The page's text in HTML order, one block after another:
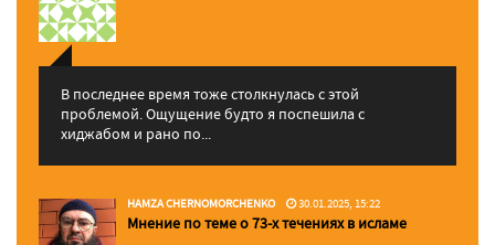
В последнее время тоже столкнулась с этой
проблемой. Ощущение будто я поспешила с
хиджабом и рано по...
HAMZA CHERNOMORCHENKO 30.01.2025, 15:22
Мнение по теме о 73-х течениях в исламе